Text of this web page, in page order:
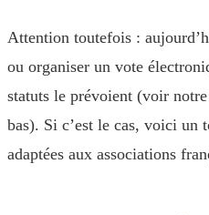
Attention toutefois :
ou organiser un vote
statuts le prévoient (voir
bas). Si c’est le cas, voici un
adaptées aux associations